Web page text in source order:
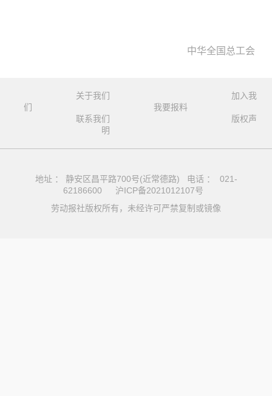
中华全国总工会
关于我们
加入我
们
我要报料
联系我们
版权声
明
地址 ： 静安区昌平路700号(近常德路) 电话 ： 021-
62186600
沪ICP备2021012107号
劳动报社版权所有，未经许可严禁复制或镜像